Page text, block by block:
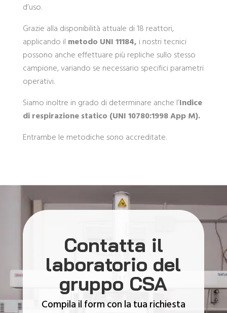
d’uso.
Grazie alla disponibilità attuale di 18 reattori,
applicando il metodo UNI 11184, i nostri tecnici
possono anche effettuare più repliche sullo stesso
campione, variando se necessario specifici parametri
operativi.
Siamo inoltre in grado di determinare anche l’Indice
di respirazione statico (UNI 10780:1998 App M).
Entrambe le metodiche sono accreditate.
Contatta il
laboratorio del
gruppo CSA
Compila il form con la tua richiesta